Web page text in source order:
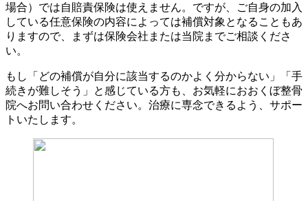
場合）では自賠責保険は使えません。ですが、ご自身の加入
している任意保険の内容によっては補償対象となることもあ
りますので、まずは保険会社または当院までご相談くださ
い。
もし「どの補償が自分に該当するのかよく分からない」「手
続きが難しそう」と感じている方も、お気軽におおくぼ整骨
院へお問い合わせください。治療に専念できるよう、サポー
トいたします。